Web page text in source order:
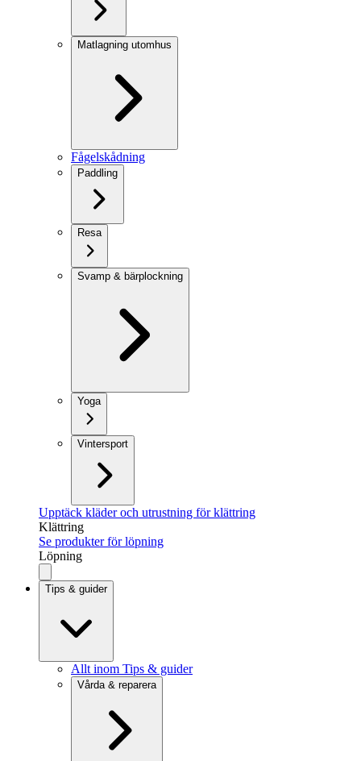
Matlagning utomhus
Fågelskådning
Paddling
Resa
Svamp & bärplockning
Yoga
Vintersport
Upptäck kläder och utrustning för klättring
Klättring
Se produkter för löpning
Löpning
Tips & guider
Allt inom Tips & guider
Vårda & reparera